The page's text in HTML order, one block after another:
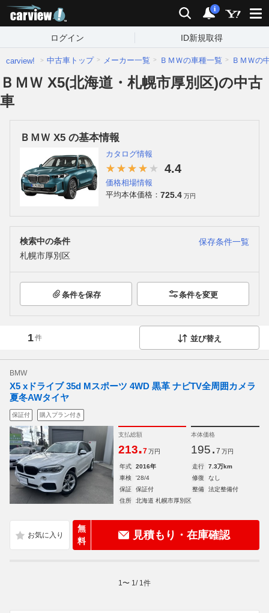
検索 通知
i
ログイン ID新規取得
carview! 中古車トップ メーカー一覧 ＢＭＷの車種一覧 ＢＭＷの
ＢＭＷ X5(北海道・札幌市厚別区)の中古
車
ＢＭＷ X5 の基本情報
カタログ情報
4.4
価格相場情報
平均本体価格： 725.4 万円
検索中の条件
保存条件一覧
札幌市厚別区
条件を保存 条件を変更
1件 並び替え
BMW
X5 xドライブ 35d Mスポーツ 4WD 黒革 ナビTV全周囲カメラ
夏冬AWタイヤ
保証付 購入プラン付き
支払総額
213.7 万円
本体価格
195. 7 万円
年式 2016年 走行
7.3万km
車検
'28/4 修復
なし
保証
保証付 整備
法定整備付
住所
北海道 札幌市厚別区
無
料
見積もり・在庫確認
1 〜 1 / 1 件